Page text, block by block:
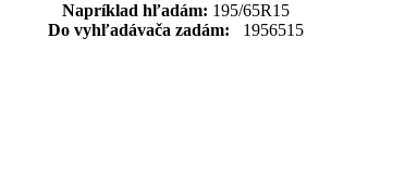
Napríklad hľadám: 195/65R15
Do vyhľadávača zadám: 1956515